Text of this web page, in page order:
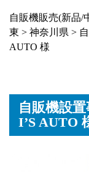
自販機販売(新品/
東 > 神奈川県 >
AUTO 様
自販機設
I’S AUTO